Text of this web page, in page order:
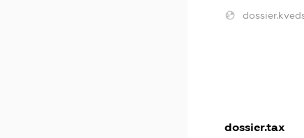
dossier.tax